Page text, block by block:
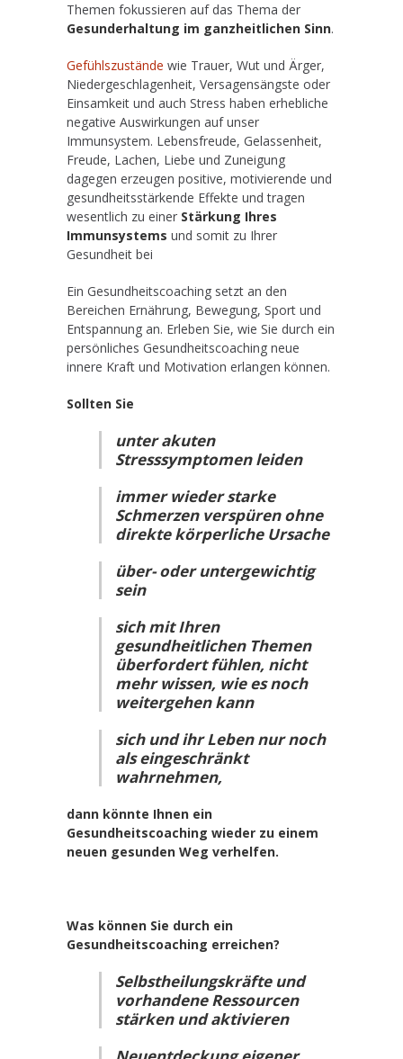
Themen fokussieren auf das Thema der
Gesunderhaltung im ganzheitlichen Sinn.
Gefühlszustände wie Trauer, Wut und Ärger,
Niedergeschlagenheit, Versagensängste oder
Einsamkeit und auch Stress haben erhebliche
negative Auswirkungen auf unser
Immunsystem. Lebensfreude, Gelassenheit,
Freude, Lachen, Liebe und Zuneigung
dagegen erzeugen positive, motivierende und
gesundheitsstärkende Effekte und tragen
wesentlich zu einer Stärkung Ihres
Immunsystems und somit zu Ihrer
Gesundheit bei
Ein Gesundheitscoaching setzt an den
Bereichen Ernährung, Bewegung, Sport und
Entspannung an. Erleben Sie, wie Sie durch ein
persönliches Gesundheitscoaching neue
innere Kraft und Motivation erlangen können.
Sollten Sie
unter akuten
Stresssymptomen leiden
immer wieder starke
Schmerzen verspüren ohne
direkte körperliche Ursache
über- oder untergewichtig
sein
sich mit Ihren
gesundheitlichen Themen
überfordert fühlen, nicht
mehr wissen, wie es noch
weitergehen kann
sich und ihr Leben nur noch
als eingeschränkt
wahrnehmen,
dann könnte Ihnen ein
Gesundheitscoaching wieder zu einem
neuen gesunden Weg verhelfen.
Was können Sie durch ein
Gesundheitscoaching erreichen?
Selbstheilungskräfte und
vorhandene Ressourcen
stärken und aktivieren